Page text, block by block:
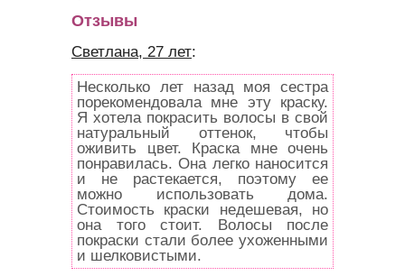
Отзывы
Светлана, 27 лет:
Несколько лет назад моя сестра
порекомендовала мне эту краску.
Я хотела покрасить волосы в свой
натуральный оттенок, чтобы
оживить цвет. Краска мне очень
понравилась. Она легко наносится
и не растекается, поэтому ее
можно использовать дома.
Стоимость краски недешевая, но
она того стоит. Волосы после
покраски стали более ухоженными
и шелковистыми.